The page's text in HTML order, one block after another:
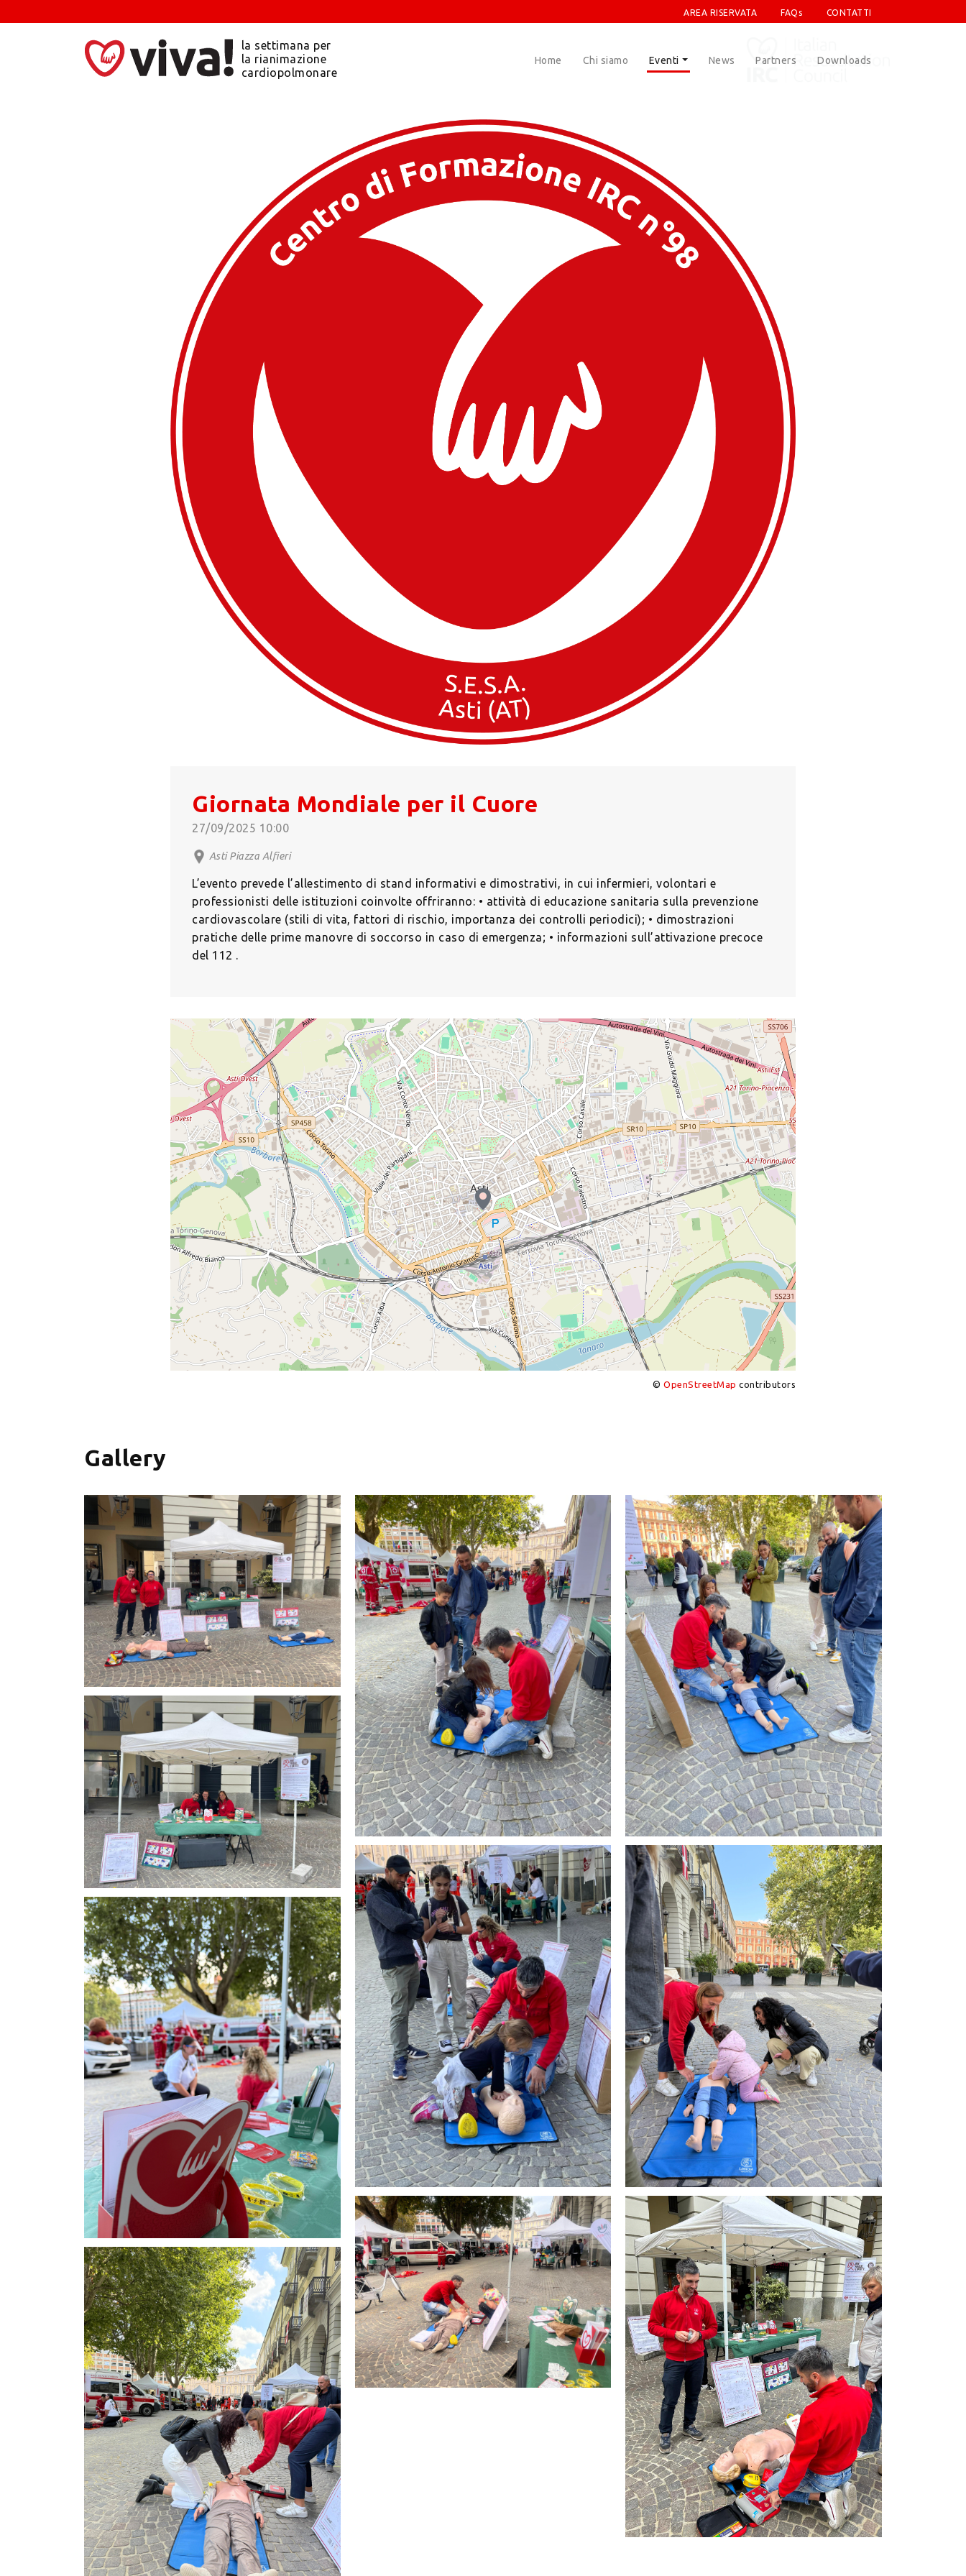
AREA RISERVATA FAQs CONTATTI
la settimana per
la rianimazione
cardiopolmonare
Home Chi siamo Eventi News Partners Downloads
Giornata Mondiale per il Cuore
27/09/2025 10:00
Asti Piazza Alfieri
L’evento prevede l’allestimento di stand informativi e dimostrativi, in cui infermieri, volontari e
professionisti delle istituzioni coinvolte offriranno: • attività di educazione sanitaria sulla prevenzione
cardiovascolare (stili di vita, fattori di rischio, importanza dei controlli periodici); • dimostrazioni
pratiche delle prime manovre di soccorso in caso di emergenza; • informazioni sull’attivazione precoce
del 112 .
© OpenStreetMap contributors
Gallery